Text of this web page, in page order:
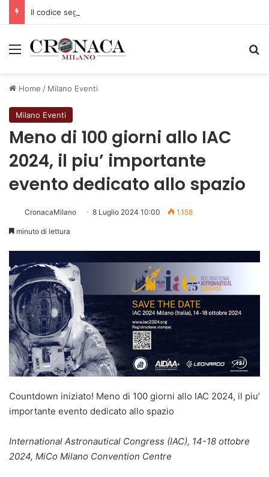
Menu
Home / Milano Eventi
Milano Eventi
Meno di 100 giorni allo IAC
2024, il piu’ importante
evento dedicato allo spazio
CronacaMilano 8 Luglio 2024 10:00 1.158
minuto di lettura
Countdown iniziato! Meno di 100 giorni allo IAC 2024, il piu’
importante evento dedicato allo spazio
International Astronautical Congress (IAC), 14-18 ottobre
2024, MiCo Milano Convention Centre